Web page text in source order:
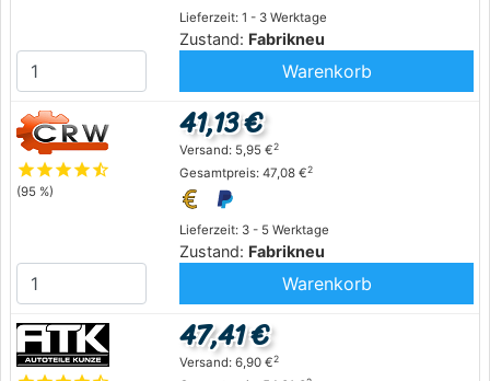
Lieferzeit: 1 - 3 Werktage
Zustand: Fabrikneu
Warenkorb
starstarstarstarstar_half
(95 %)
Lieferzeit: 3 - 5 Werktage
Zustand: Fabrikneu
41,13 €
Versand: 5,95 €2
Gesamtpreis: 47,08 €2
Warenkorb
47,41 €
Versand: 6,90 €2